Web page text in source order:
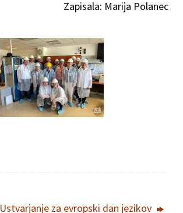
Zapisala: Marija Polanec
Ustvarjanje za evropski dan jezikov